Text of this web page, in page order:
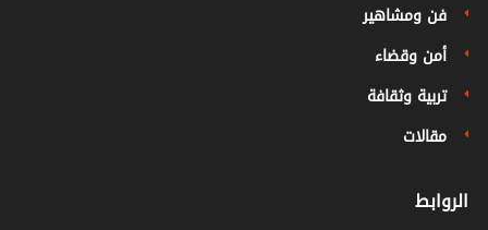
فن ومشاهير
أمن وقضاء
تربية وثقافة
مقالات
الروابط